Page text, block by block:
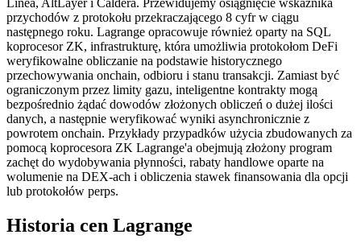
przychodów z protokołu przekraczającego 8 cyfr w ciągu
następnego roku. Lagrange opracowuje również oparty na SQL
koprocesor ZK, infrastrukturę, która umożliwia protokołom DeFi
weryfikowalne obliczanie na podstawie historycznego
przechowywania onchain, odbioru i stanu transakcji. Zamiast być
ograniczonym przez limity gazu, inteligentne kontrakty mogą
bezpośrednio żądać dowodów złożonych obliczeń o dużej ilości
danych, a następnie weryfikować wyniki asynchronicznie z
powrotem onchain. Przykłady przypadków użycia zbudowanych za
pomocą koprocesora ZK Lagrange'a obejmują złożony program
zachęt do wydobywania płynności, rabaty handlowe oparte na
wolumenie na DEX-ach i obliczenia stawek finansowania dla opcji
lub protokołów perps.
Historia cen Lagrange